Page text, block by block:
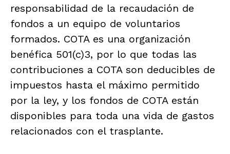
responsabilidad de la recaudación de
fondos a un equipo de voluntarios
formados. COTA es una organización
benéfica 501(c)3, por lo que todas las
contribuciones a COTA son deducibles de
impuestos hasta el máximo permitido
por la ley, y los fondos de COTA están
disponibles para toda una vida de gastos
relacionados con el trasplante.